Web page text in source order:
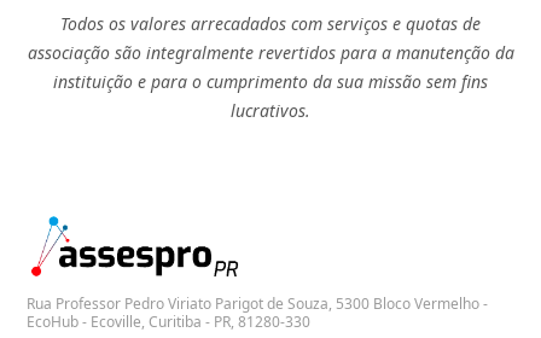
Todos os valores arrecadados com serviços e quotas de
associação são integralmente revertidos para a manutenção da
instituição e para o cumprimento da sua missão sem fins
lucrativos.
Rua Professor Pedro Viriato Parigot de Souza, 5300 Bloco Vermelho -
EcoHub - Ecoville, Curitiba - PR, 81280-330